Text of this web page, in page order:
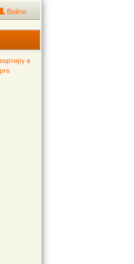
Войти